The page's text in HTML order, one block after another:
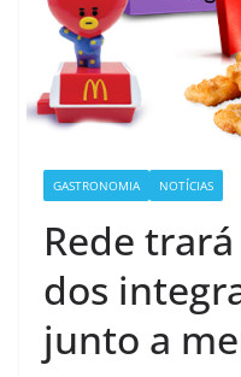
GASTRONOMIA NOTÍCIAS
Rede
dos
junto a